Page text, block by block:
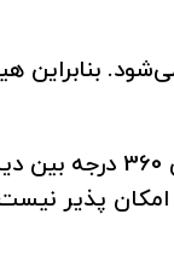
بنابراین
هم چنین هنگامی‌که دریچه
پذیر